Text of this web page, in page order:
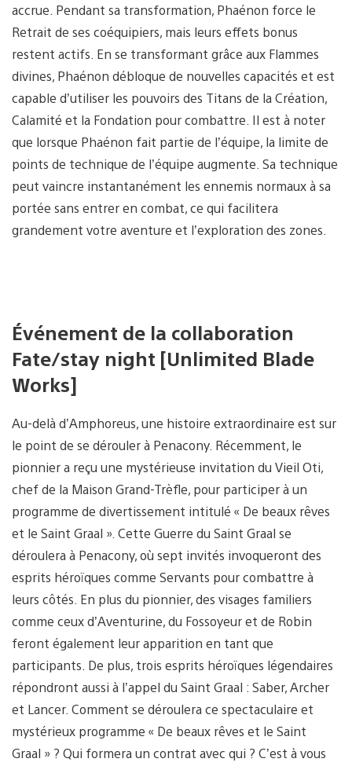
accrue. Pendant sa transformation, Phaénon force le
Retrait de ses coéquipiers, mais leurs effets bonus
restent actifs. En se transformant grâce aux Flammes
divines, Phaénon débloque de nouvelles capacités et est
capable d’utiliser les pouvoirs des Titans de la Création,
Calamité et la Fondation pour combattre. Il est à noter
que lorsque Phaénon fait partie de l’équipe, la limite de
points de technique de l’équipe augmente. Sa technique
peut vaincre instantanément les ennemis normaux à sa
portée sans entrer en combat, ce qui facilitera
grandement votre aventure et l’exploration des zones.
Événement de la collaboration
Fate/stay night [Unlimited Blade
Works]
Au-delà d’Amphoreus, une histoire extraordinaire est sur
le point de se dérouler à Penacony. Récemment, le
pionnier a reçu une mystérieuse invitation du Vieil Oti,
chef de la Maison Grand-Trèfle, pour participer à un
programme de divertissement intitulé « De beaux rêves
et le Saint Graal ». Cette Guerre du Saint Graal se
déroulera à Penacony, où sept invités invoqueront des
esprits héroïques comme Servants pour combattre à
leurs côtés. En plus du pionnier, des visages familiers
comme ceux d’Aventurine, du Fossoyeur et de Robin
feront également leur apparition en tant que
participants. De plus, trois esprits héroïques légendaires
répondront aussi à l’appel du Saint Graal : Saber, Archer
et Lancer. Comment se déroulera ce spectaculaire et
mystérieux programme « De beaux rêves et le Saint
Graal » ? Qui formera un contrat avec qui ? C’est à vous